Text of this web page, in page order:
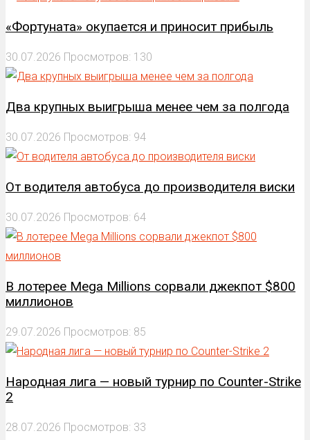
«Фортуната» окупается и приносит прибыль
30.07.2026 Просмотров: 130
Два крупных выигрыша менее чем за полгода
30.07.2026 Просмотров: 94
От водителя автобуса до производителя виски
30.07.2026 Просмотров: 64
В лотерее Mega Millions сорвали джекпот $800
миллионов
29.07.2026 Просмотров: 85
Народная лига — новый турнир по Counter-Strike
2
28.07.2026 Просмотров: 33